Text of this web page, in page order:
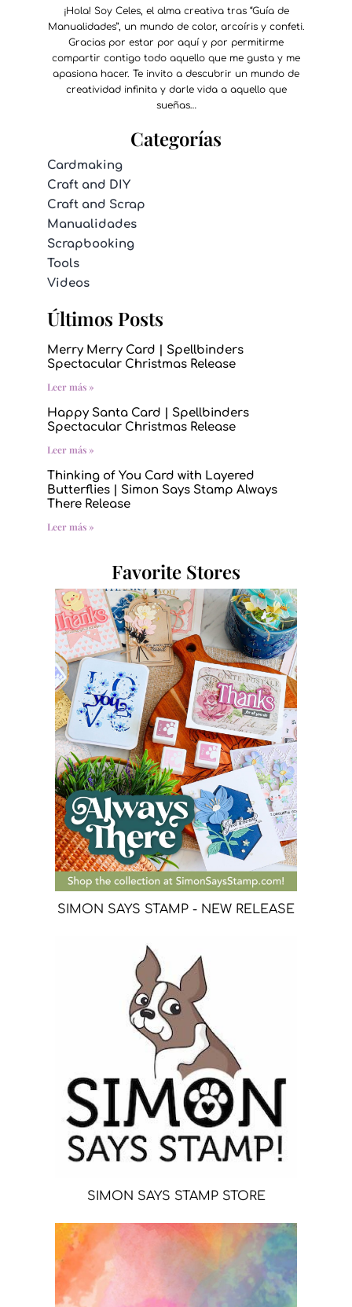
¡Hola! Soy Celes, el alma creativa tras “Guía de
Manualidades”, un mundo de color, arcoíris y confeti.
Gracias por estar por aquí y por permitirme
compartir contigo todo aquello que me gusta y me
apasiona hacer. Te invito a descubrir un mundo de
creatividad infinita y darle vida a aquello que
sueñas…
Categorías
Cardmaking
Craft and DIY
Craft and Scrap
Manualidades
Scrapbooking
Tools
Videos
Últimos Posts
Merry Merry Card | Spellbinders
Spectacular Christmas Release
Leer más »
Happy Santa Card | Spellbinders
Spectacular Christmas Release
Leer más »
Thinking of You Card with Layered
Butterflies | Simon Says Stamp Always
There Release
Leer más »
Favorite Stores
SIMON SAYS STAMP - NEW RELEASE
SIMON SAYS STAMP STORE